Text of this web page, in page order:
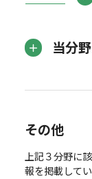
当分
その他
上記３分野に
報を掲載してい